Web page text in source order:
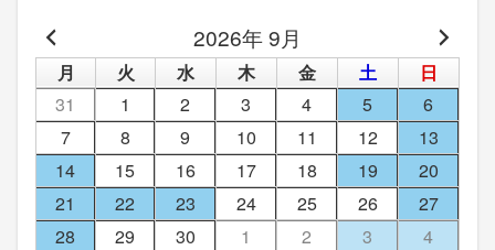
2026年 9月
月 火 水 木 金 土
日
31
1 2 3 4 5
6
7
8 9 10 11 12
13
14
15 16 17 18 19
20
21
22 23 24 25 26
27
28
29 30 1 2 3 4